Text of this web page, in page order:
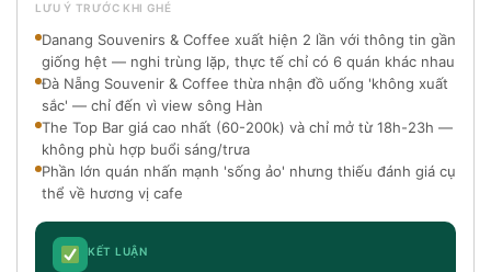
LƯU Ý TRƯỚC KHI GHÉ
Danang Souvenirs & Coffee xuất hiện 2 lần với thông tin gần
giống hệt — nghi trùng lặp, thực tế chỉ có 6 quán khác nhau
Đà Nẵng Souvenir & Coffee thừa nhận đồ uống 'không xuất
sắc' — chỉ đến vì view sông Hàn
The Top Bar giá cao nhất (60-200k) và chỉ mở từ 18h-23h —
không phù hợp buổi sáng/trưa
Phần lớn quán nhấn mạnh 'sống ảo' nhưng thiếu đánh giá cụ
thể về hương vị cafe
KẾT LUẬN